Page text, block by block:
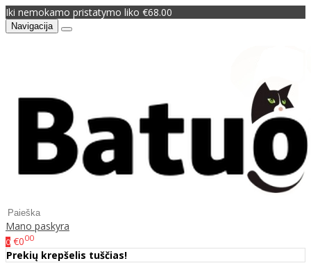
Iki nemokamo pristatymo liko €68.00
Navigacija
Mano paskyra
0 €000
Prekių krepšelis tuščias!